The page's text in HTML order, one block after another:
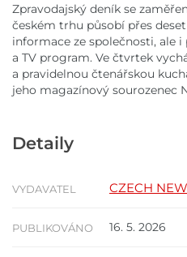
Zpravodajský deník se
českém trhu působí přes
informace ze společnosti, ale
a TV program. Ve čtvrtek
a pravidelnou čtenářskou
jeho magazínový sourozenec
Detaily
VYDAVATEL CZECH
PUBLIKOVÁNO 16. 5. 2026